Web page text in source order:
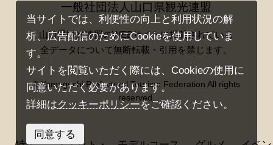
一般社団法人山口県観光連盟
山口県観光連盟のWEBサイトに掲載されている
全データについて無断転載・引用を禁じます。
© Yamaguchi Prefectural Tourism Federation All rights
reserved.
当サイトでは、利便性の向上と利用状況の解
析、広告配信のためにCookieを使用していま
す。
サイトを閲覧いただく際には、Cookieの使用に
同意いただく必要があります。
詳細はクッキーポリシーをご確認ください。
同意する